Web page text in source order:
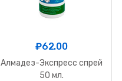
₽62.00
Алмадез-Экспресс спрей
50 мл.